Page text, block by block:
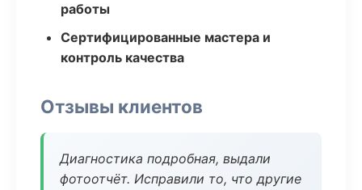
работы
Сертифицированные мастера и
контроль качества
Отзывы клиентов
Диагностика подробная, выдали
фотоотчёт. Исправили то, что другие